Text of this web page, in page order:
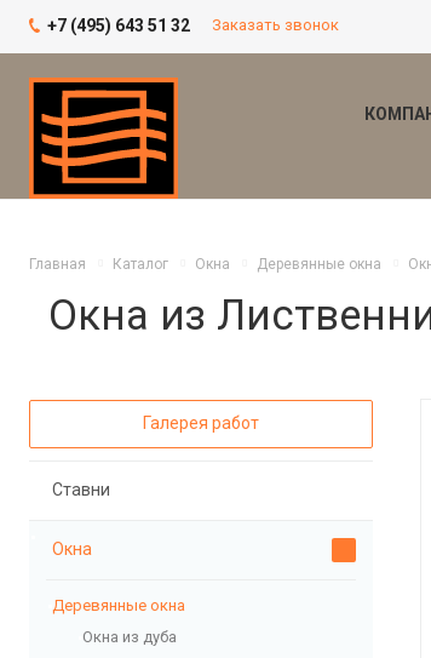
+7 (495) 643 51 32 Заказать звонок
Главная Каталог Окна Деревянные окна
Окна из
Галерея работ
Ставни
Окна
Деревянные окна
Окна из дуба